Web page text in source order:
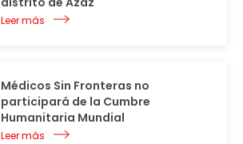
Leer más
Médicos Sin Fronteras no
participará de la Cumbre
Humanitaria Mundial
Leer más